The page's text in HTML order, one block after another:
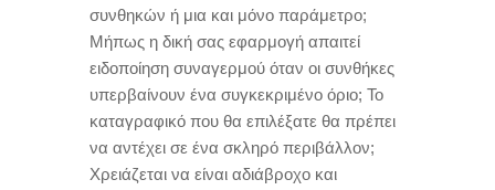
συνθηκών ή μια και μόνο παράμετρο;
Μήπως η δική σας εφαρμογή απαιτεί
ειδοποίηση συναγερμού όταν οι συνθήκες
υπερβαίνουν ένα συγκεκριμένο όριο; Το
καταγραφικό που θα επιλέξατε θα πρέπει
να αντέχει σε ένα σκληρό περιβάλλον;
Χρειάζεται να είναι αδιάβροχο και